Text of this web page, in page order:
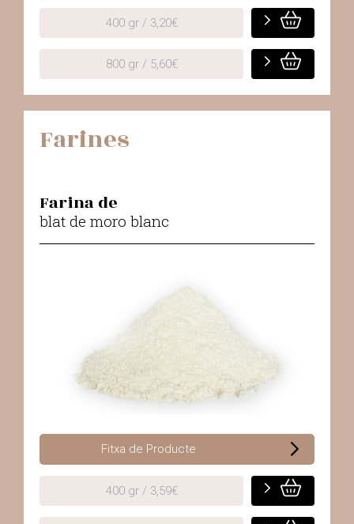
400 gr / 3,20€
800 gr / 5,60€
Farines
Farina de
blat de moro blanc
Fitxa de Producte
400 gr / 3,59€